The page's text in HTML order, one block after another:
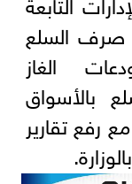
صرف السلع
الغاز
بالأسواق
رفع تقارير